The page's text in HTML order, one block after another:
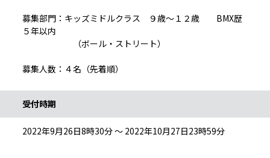
募集部門：キッズミドルクラス ９歳～１２歳 BMX歴
５年以内
（ボール・ストリート）
募集人数：４名（先着順）
受付時期
2022年9月26日8時30分 ～ 2022年10月27日23時59分